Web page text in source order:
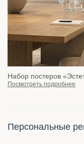
Набор постеров
Посмотреть подробнее
Персональные